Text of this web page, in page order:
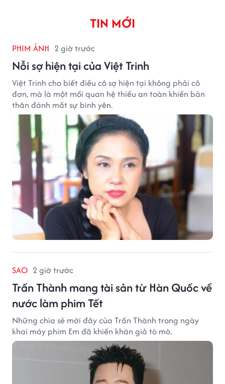
TIN MỚI
PHIM ẢNH 2 giờ trước
Nỗi sợ hiện tại của Việt Trinh
Việt Trinh cho biết điều cô sợ hiện tại không phải cô
đơn, mà là một mối quan hệ thiếu an toàn khiến bản
thân đánh mất sự bình yên.
SAO 2 giờ trước
Trấn Thành mang tài sản từ Hàn Quốc về
nước làm phim Tết
Những chia sẻ mới đây của Trấn Thành trong ngày
khai máy phim Em đã khiến khán giả tò mò.